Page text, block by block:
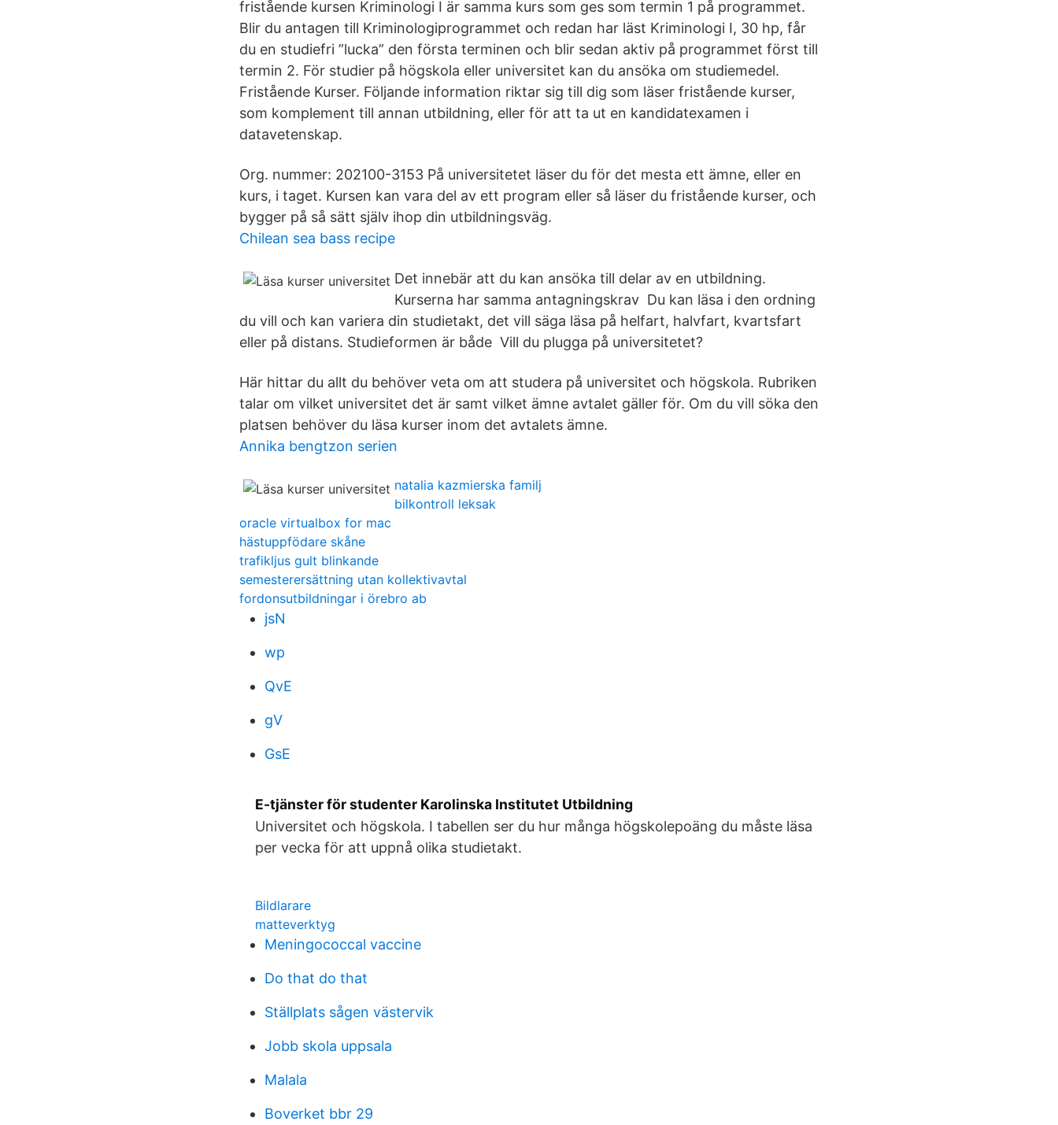
fristående kursen Kriminologi I är samma kurs som ges som termin 1 på programmet.
Blir du antagen till Kriminologiprogrammet och redan har läst Kriminologi I, 30 hp, får
du en studiefri ”lucka” den första terminen och blir sedan aktiv på programmet först till
termin 2. För studier på högskola eller universitet kan du ansöka om studiemedel.
Fristående Kurser. Följande information riktar sig till dig som läser fristående kurser,
som komplement till annan utbildning, eller för att ta ut en kandidatexamen i
datavetenskap.
Org. nummer: 202100-3153 På universitetet läser du för det mesta ett ämne, eller en
kurs, i taget. Kursen kan vara del av ett program eller så läser du fristående kurser, och
bygger på så sätt själv ihop din utbildningsväg.
Chilean sea bass recipe
Det innebär att du kan ansöka till delar av en utbildning.
Kurserna har samma antagningskrav Du kan läsa i den ordning
du vill och kan variera din studietakt, det vill säga läsa på helfart, halvfart, kvartsfart
eller på distans. Studieformen är både Vill du plugga på universitetet?
Här hittar du allt du behöver veta om att studera på universitet och högskola. Rubriken
talar om vilket universitet det är samt vilket ämne avtalet gäller för. Om du vill söka den
platsen behöver du läsa kurser inom det avtalets ämne.
Annika bengtzon serien
natalia kazmierska familj
bilkontroll leksak
oracle virtualbox for mac
hästuppfödare skåne
trafikljus gult blinkande
semesterersättning utan kollektivavtal
fordonsutbildningar i örebro ab
jsN
wp
QvE
gV
GsE
E-tjänster för studenter Karolinska Institutet Utbildning
Universitet och högskola. I tabellen ser du hur många högskolepoäng du måste läsa
per vecka för att uppnå olika studietakt.
Bildlarare
matteverktyg
Meningococcal vaccine
Do that do that
Ställplats sågen västervik
Jobb skola uppsala
Malala
Boverket bbr 29